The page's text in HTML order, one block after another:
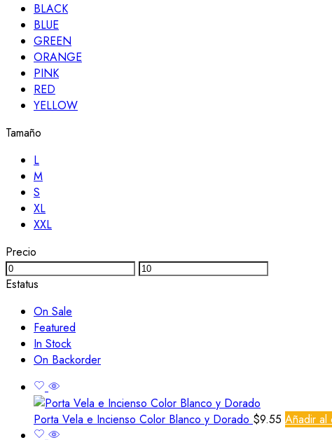
BLACK
BLUE
GREEN
ORANGE
PINK
RED
YELLOW
Tamaño
L
M
S
XL
XXL
Precio
Estatus
On Sale
Featured
In Stock
On Backorder
Porta Vela e Incienso Color Blanco y Dorado $9.55 Añadir al